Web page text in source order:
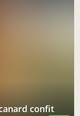
confit